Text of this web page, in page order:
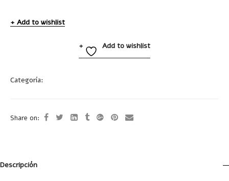
Add to wishlist
Add to wishlist
Categoría:
Share on:
Descripción